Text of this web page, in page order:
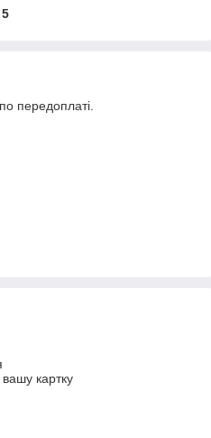
5
передоплаті.
картку